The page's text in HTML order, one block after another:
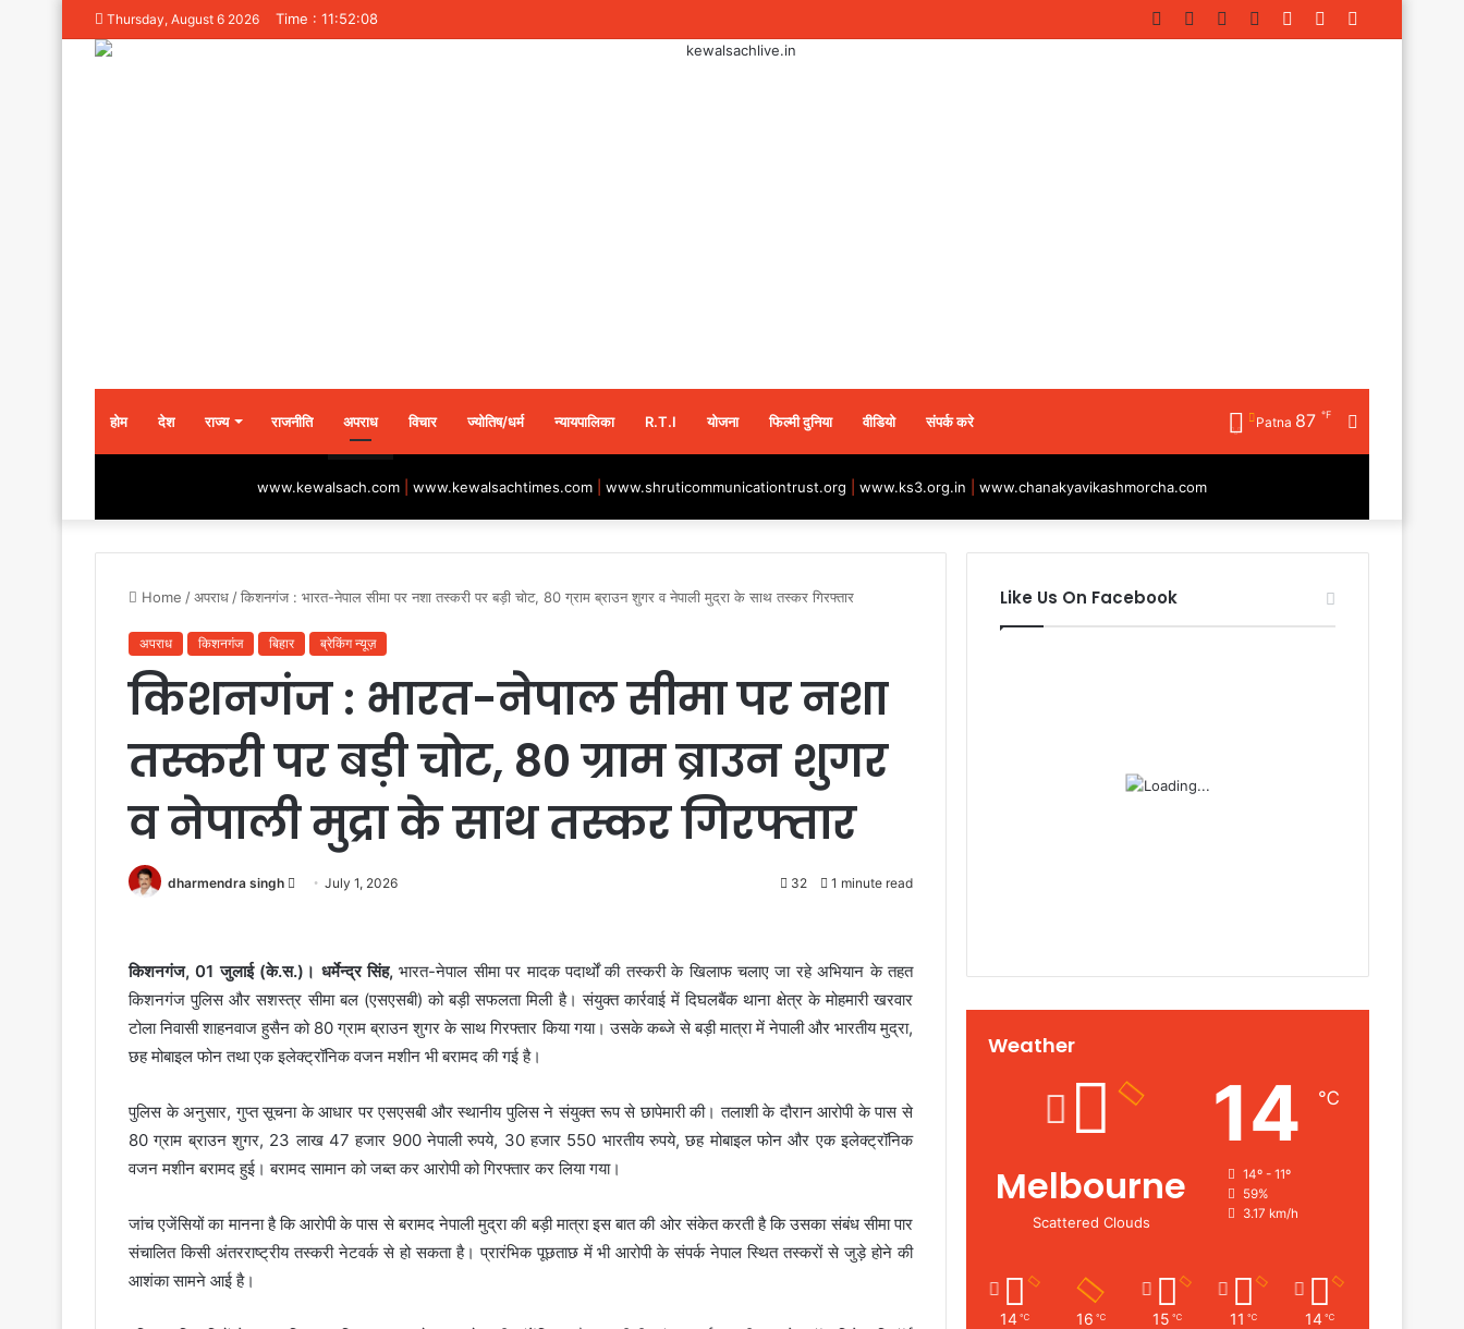
Thursday, August 6 2026 Time : 11:52:08
Random
Log
Instagram
YouTube
Twitter
Facebook
होम देश राज्य राजनीति अपराध विचार ज्योतिष/धर्म न्यायपालिका R.T.I योजना फिल्मी दुनिया वीडियो संपर्क करे Patna 87 ℉
www.kewalsach.com www.kewalsachtimes.com www.shruticommunicationtrust.org www.ks3.org.in www.chanakyavikashmorcha.com
Home /अपराध /किशनगंज : भारत-नेपाल सीमा पर नशा तस्करी पर बड़ी चोट, 80 ग्राम ब्राउन शुगर व नेपाली मुद्रा के साथ तस्कर गिरफ्तार
अपराध किशनगंज बिहार ब्रेकिंग न्यूज़
किशनगंज : भारत-नेपाल सीमा पर नशा
तस्करी पर बड़ी चोट, 80 ग्राम ब्राउन शुगर
व नेपाली मुद्रा के साथ तस्कर गिरफ्तार
dharmendra singh
SendJuly 1, 2026 32 1 minute read
किशनगंज, 01 जुलाई (के.स.)। धर्मेन्द्र सिंह, भारत-नेपाल सीमा पर मादक पदार्थों की तस्करी के खिलाफ चलाए जा रहे अभियान के तहत
किशनगंज पुलिस और सशस्त्र सीमा बल (एसएसबी) को बड़ी सफलता मिली है। संयुक्त कार्रवाई में दिघलबैंक थाना क्षेत्र के मोहमारी खरवार
टोला निवासी शाहनवाज हुसैन को 80 ग्राम ब्राउन शुगर के साथ गिरफ्तार किया गया। उसके कब्जे से बड़ी मात्रा में नेपाली और भारतीय मुद्रा,
छह मोबाइल फोन तथा एक इलेक्ट्रॉनिक वजन मशीन भी बरामद की गई है।
पुलिस के अनुसार, गुप्त सूचना के आधार पर एसएसबी और स्थानीय पुलिस ने संयुक्त रूप से छापेमारी की। तलाशी के दौरान आरोपी के पास से
80 ग्राम ब्राउन शुगर, 23 लाख 47 हजार 900 नेपाली रुपये, 30 हजार 550 भारतीय रुपये, छह मोबाइल फोन और एक इलेक्ट्रॉनिक
वजन मशीन बरामद हुई। बरामद सामान को जब्त कर आरोपी को गिरफ्तार कर लिया गया।
जांच एजेंसियों का मानना है कि आरोपी के पास से बरामद नेपाली मुद्रा की बड़ी मात्रा इस बात की ओर संकेत करती है कि उसका संबंध सीमा पार
संचालित किसी अंतरराष्ट्रीय तस्करी नेटवर्क से हो सकता है। प्रारंभिक पूछताछ में भी आरोपी के संपर्क नेपाल स्थित तस्करों से जुड़े होने की
आशंका सामने आई है।
Like Us On Facebook
Weather
Melbourne
Scattered Clouds
14 ℃
14º - 11º
59%
3.17 km/h
14 ℃ 16 ℃ 15 ℃ 11 ℃ 14 ℃